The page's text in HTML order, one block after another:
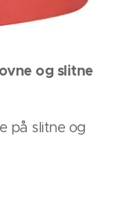
og slitne
på slitne og